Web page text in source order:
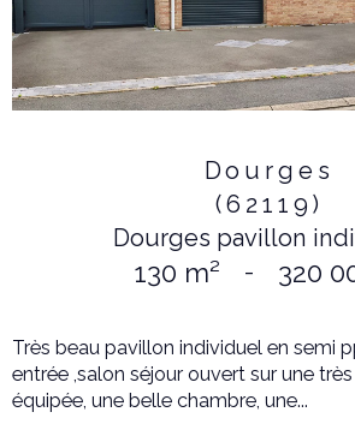
Dourges
(62119)
Dourges pavillon
130 m² - 320
Très beau pavillon individuel en semi
entrée ,salon séjour ouvert sur une
équipée, une belle chambre, une...